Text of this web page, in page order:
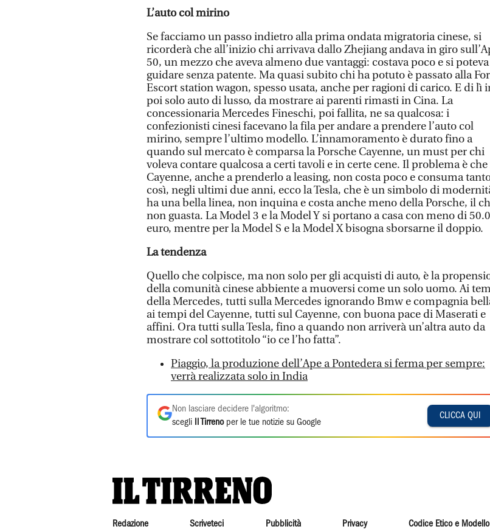
L’auto col mirino
Se facciamo un passo indietro alla prima ondata migratoria cinese, si
ricorderà che all’inizio chi arrivava dallo Zhejiang andava in giro
50, un mezzo che aveva almeno due vantaggi: costava poco e si poteva
guidare senza patente. Ma quasi subito chi ha potuto è passato alla
Escort station wagon, spesso usata, anche per ragioni di carico. E di lì
poi solo auto di lusso, da mostrare ai parenti rimasti in Cina. La
concessionaria Mercedes Fineschi, poi fallita, ne sa qualcosa: i
confezionisti cinesi facevano la fila per andare a prendere l’auto col
mirino, sempre l’ultimo modello. L’innamoramento è durato fino a
quando sul mercato è comparsa la Porsche Cayenne, un must per chi
voleva contare qualcosa a certi tavoli e in certe cene. Il problema è
Cayenne, anche a prenderlo a leasing, non costa poco e consuma
così, negli ultimi due anni, ecco la Tesla, che è un simbolo di
ha una bella linea, non inquina e costa anche meno della Porsche, il
non guasta. La Model 3 e la Model Y si portano a casa con meno di
euro, mentre per la Model S e la Model X bisogna sborsarne il doppio.
La tendenza
Quello che colpisce, ma non solo per gli acquisti di auto, è la
della comunità cinese abbiente a muoversi come un solo uomo. Ai
della Mercedes, tutti sulla Mercedes ignorando Bmw e compagnia
ai tempi del Cayenne, tutti sul Cayenne, con buona pace di Maserati e
affini. Ora tutti sulla Tesla, fino a quando non arriverà un’altra auto da
mostrare col sottotitolo “io ce l’ho fatta”.
Piaggio, la produzione dell’Ape a Pontedera si ferma per sempre:
verrà realizzata solo in India
Non lasciare decidere l'algoritmo:
scegli
Il Tirrenoper le tue notizie su Google
CLICCA QUI
Redazione Scriveteci Pubblicità Privacy Codice Etico e